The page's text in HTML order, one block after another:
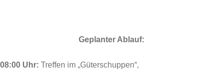
Geplanter Ablauf:
08:00 Uhr: Treffen im „Güterschuppen“,